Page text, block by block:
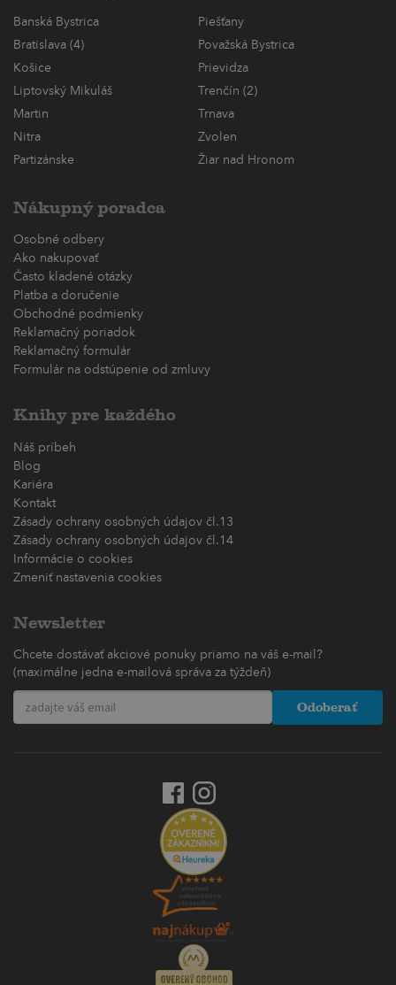
Banská Bystrica
Piešťany
Bratislava (4)
Považská Bystrica
Košice
Prievidza
Liptovský Mikuláš
Trenčín (2)
Martin
Trnava
Nitra
Zvolen
Partizánske
Žiar nad Hronom
Nákupný poradca
Osobné odbery
Ako nakupovať
Často kladené otázky
Platba a doručenie
Obchodné podmienky
Reklamačný poriadok
Reklamačný formulár
Formulár na odstúpenie od zmluvy
Knihy pre každého
Náš príbeh
Blog
Kariéra
Kontakt
Zásady ochrany osobných údajov čl.13
Zásady ochrany osobných údajov čl.14
Informácie o cookies
Zmeniť nastavenia cookies
Newsletter
Chcete dostávať akciové ponuky priamo na váš e-mail?
(maximálne jedna e-mailová správa za týždeň)
Odoberať